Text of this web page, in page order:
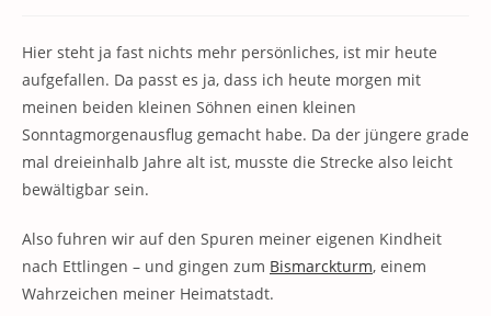
Hier steht ja fast nichts mehr persönliches, ist mir heute
aufgefallen. Da passt es ja, dass ich heute morgen mit
meinen beiden kleinen Söhnen einen kleinen
Sonntagmorgenausflug gemacht habe. Da der jüngere grade
mal dreieinhalb Jahre alt ist, musste die Strecke also leicht
bewältigbar sein.
Also fuhren wir auf den Spuren meiner eigenen Kindheit
nach Ettlingen – und gingen zum Bismarckturm, einem
Wahrzeichen meiner Heimatstadt.